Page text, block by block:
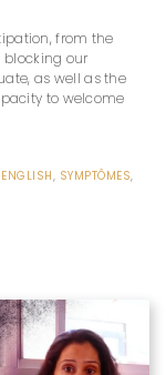
from the
blocking our
as well as the
to welcome
ENGLISH, SYMPTÔMES,